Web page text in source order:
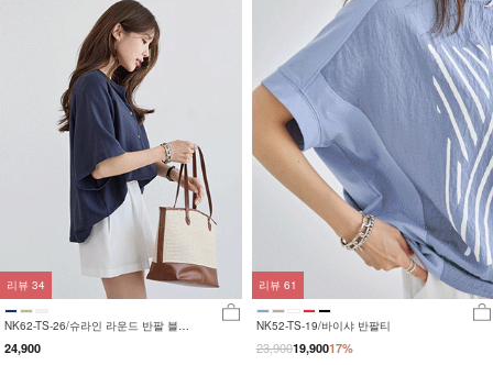
NK62-TS-26/슈라인 라운드 반팔 블라
우스_HR
24,900
리뷰 34
NK52-TS-19/바이샤 반팔티
17%
23,90019,900
리뷰 61